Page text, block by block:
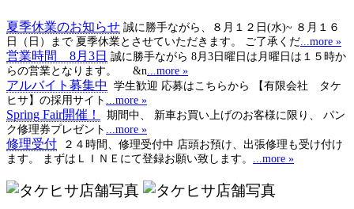
ー
名・
カ
テ
ゴ
リ
ー
で
選
択
夏季休業のお知らせ 誠に勝手ながら、８月１２日(水)~ ８月１６
日（日）まで 夏季休業とさせていただきます。 ご了承くだ...more »
営業時間 8月3日 誠に勝手ながら 8月3日曜日は月曜日は１５時か
らの営業となります。 &n...more »
アルバイト募集中
学生歓迎 応募はこちらから 【有限会社 タケ
ヒサ】の採用サイト ...more »
Spring Fair開催！
期間中、 新車お買い上げのお客様に限り、 パン
ク修理券プレゼント ...more »
修理受付
２４時間、修理受付中 店頭お預け、出張修理も受け付け
ます。 まずはＬＩＮＥにて登録お願い致します。 ...more »